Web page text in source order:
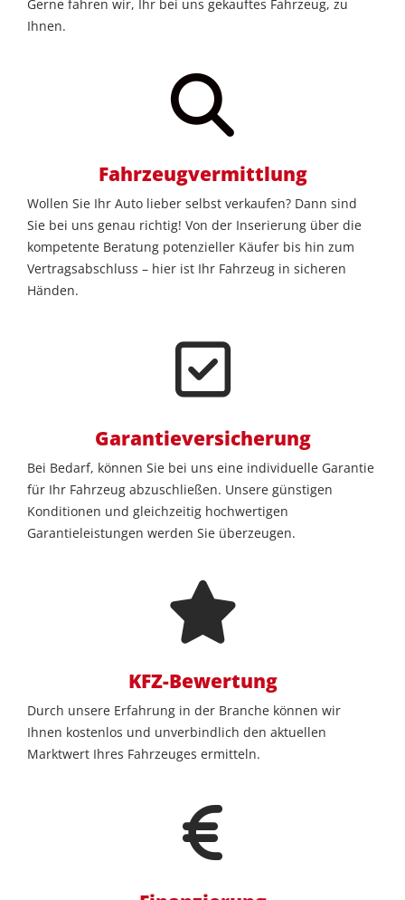
Gerne fahren wir, Ihr bei uns gekauftes Fahrzeug, zu
Ihnen.
Fahrzeugvermittlung
Wollen Sie Ihr Auto lieber selbst verkaufen? Dann sind
Sie bei uns genau richtig! Von der Inserierung über die
kompetente Beratung potenzieller Käufer bis hin zum
Vertragsabschluss – hier ist Ihr Fahrzeug in sicheren
Händen.
Garantieversicherung
Bei Bedarf, können Sie bei uns eine individuelle Garantie
für Ihr Fahrzeug abzuschließen. Unsere günstigen
Konditionen und gleichzeitig hochwertigen
Garantieleistungen werden Sie überzeugen.
KFZ-Bewertung
Durch unsere Erfahrung in der Branche können wir
Ihnen kostenlos und unverbindlich den aktuellen
Marktwert Ihres Fahrzeuges ermitteln.